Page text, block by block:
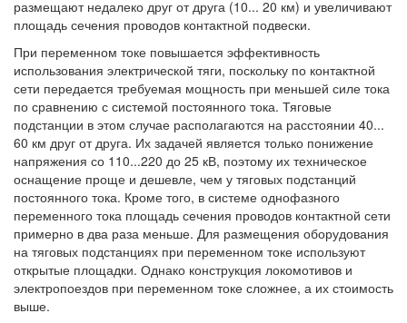
размещают недалеко друг от друга (10... 20 км) и увеличивают
площадь сечения проводов контактной подвески.
При переменном токе повышается эффективность
использования электрической тяги, поскольку по контактной
сети передается требуемая мощность при меньшей силе тока
по сравнению с системой постоянного тока. Тяговые
подстанции в этом случае располагаются на расстоянии 40...
60 км друг от друга. Их задачей является только понижение
напряжения со 110...220 до 25 кВ, поэтому их техническое
оснащение проще и дешевле, чем у тяговых подстанций
постоянного тока. Кроме того, в системе однофазного
переменного тока площадь сечения проводов контактной сети
примерно в два раза меньше. Для размещения оборудования
на тяговых подстанциях при переменном токе используют
открытые площадки. Однако конструкция локомотивов и
электропоездов при переменном токе сложнее, а их стоимость
выше.